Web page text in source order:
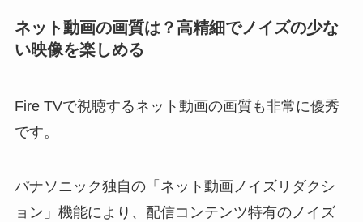
ネット動画の画質は？高精細でノイズの少な
い映像を楽しめる
Fire TVで視聴するネット動画の画質も非常に優秀
です。
パナソニック独自の「ネット動画ノイズリダクシ
ョン」機能により、配信コンテンツ特有のノイズ